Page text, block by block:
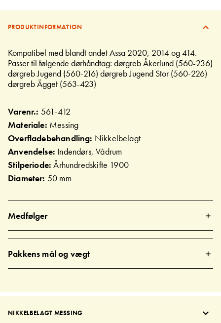
PRODUKTINFORMATION
Kompatibel med blandt andet Assa 2020, 2014 og 414.
Passer til følgende dørhåndtag: dørgreb Åkerlund (560-236)
dørgreb Jugend (560-216) dørgreb Jugend Stor (560-226)
dørgreb Ägget (563-423)
Varenr.: 561-412
Materiale: Messing
Overfladebehandling: Nikkelbelagt
Anvendelse: Indendørs, Vådrum
Stilperiode:Århundredskifte 1900
Diameter: 50 mm
Medfølger
Pakkens mål og vægt
NIKKELBELAGT MESSING